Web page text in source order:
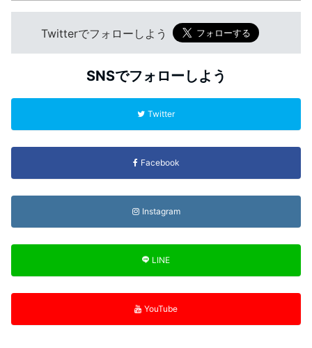
Twitterでフォローしよう
SNSでフォローしよう
Twitter
Facebook
Instagram
LINE
YouTube